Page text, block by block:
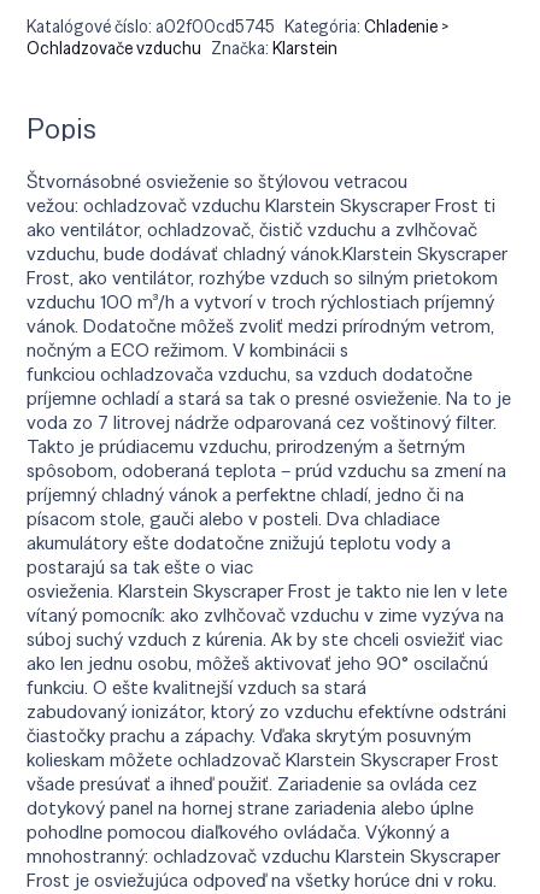
Katalógové číslo: a02f00cd5745 Kategória:Chladenie >
Ochladzovače vzduchu Značka:Klarstein
Popis
Štvornásobné osvieženie so štýlovou vetracou
vežou: ochladzovač vzduchu Klarstein Skyscraper Frost ti
ako ventilátor, ochladzovač, čistič vzduchu a zvlhčovač
vzduchu, bude dodávať chladný vánok.Klarstein Skyscraper
Frost, ako ventilátor, rozhýbe vzduch so silným prietokom
vzduchu 100 m³/h a vytvorí v troch rýchlostiach príjemný
vánok. Dodatočne môžeš zvoliť medzi prírodným vetrom,
nočným a ECO režimom. V kombinácii s
funkciou ochladzovača vzduchu, sa vzduch dodatočne
príjemne ochladí a stará sa tak o presné osvieženie. Na to je
voda zo 7 litrovej nádrže odparovaná cez voštinový filter.
Takto je prúdiacemu vzduchu, prirodzeným a šetrným
spôsobom, odoberaná teplota – prúd vzduchu sa zmení na
príjemný chladný vánok a perfektne chladí, jedno či na
písacom stole, gauči alebo v posteli. Dva chladiace
akumulátory ešte dodatočne znižujú teplotu vody a
postarajú sa tak ešte o viac
osvieženia. Klarstein Skyscraper Frost je takto nie len v lete
vítaný pomocník: ako zvlhčovač vzduchu v zime vyzýva na
súboj suchý vzduch z kúrenia. Ak by ste chceli osviežiť viac
ako len jednu osobu, môžeš aktivovať jeho 90° oscilačnú
funkciu. O ešte kvalitnejší vzduch sa stará
zabudovaný ionizátor, ktorý zo vzduchu efektívne odstráni
čiastočky prachu a zápachy. Vďaka skrytým posuvným
kolieskam môžete ochladzovač Klarstein Skyscraper Frost
všade presúvať a ihneď použiť. Zariadenie sa ovláda cez
dotykový panel na hornej strane zariadenia alebo úplne
pohodlne pomocou diaľkového ovládača. Výkonný a
mnohostranný: ochladzovač vzduchu Klarstein Skyscraper
Frost je osviežujúca odpoveď na všetky horúce dni v roku.